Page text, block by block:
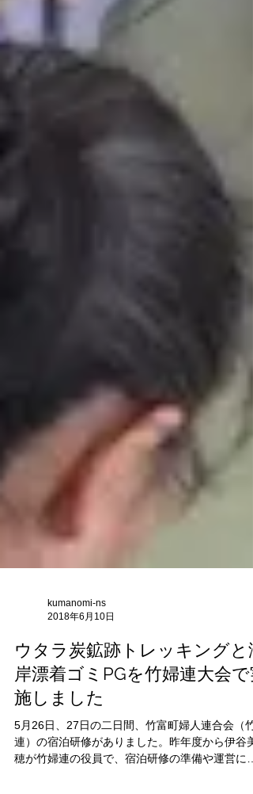
kumanomi-ns
2018年6月10日
ウタラ炭鉱跡トレッキングと
岸漂着ゴミPGを竹婦連大会で